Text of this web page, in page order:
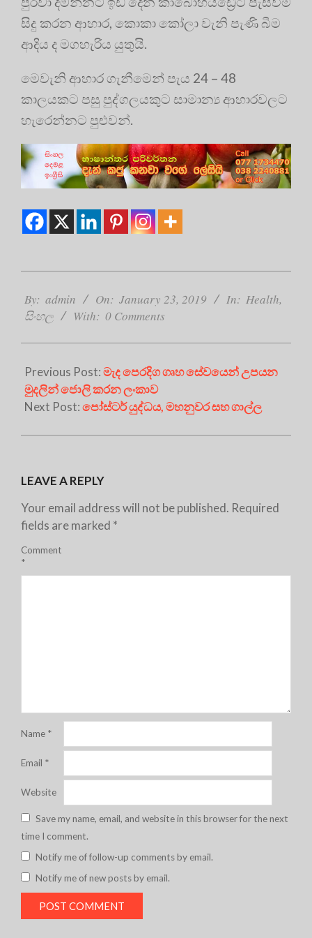
සිදු කරන ආහාර, කොකා කෝලා වැනි පැණි බීම
ආදිය ද මගහැරිය යුතුයි.
මෙවැනි ආහාර ගැනීමෙන් පැය 24 – 48
කාලයකට පසු පුද්ගලයකුට සාමාන්‍ය ආහාරවලට
හැරෙන්නට පුළුවන්.
01-
23
By: admin On: January 23, 2019 In: Health,
සිංහල
With: 0 Comments
Previous Post:මැද පෙරදිග ගෘහ සේවයෙන් උපයන
මුදලින් ජොලි කරන ලංකාව
Next Post:පෝස්ටර් යුද්ධය, මහනුවර සහ ගාල්ල
LEAVE A REPLY
Your email address will not be published. Required
fields are marked *
Comment
*
Name *
Email *
Website
Save my name, email, and website in this browser for the next
time I comment.
Notify me of follow-up comments by email.
Notify me of new posts by email.